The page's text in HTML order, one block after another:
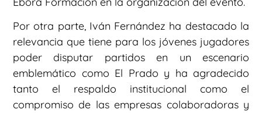
Por otra parte, Iván Fernández ha destacado la
relevancia que tiene para los jóvenes jugadores
poder disputar partidos en un escenario
emblemático como El Prado y ha agradecido
tanto el respaldo institucional como el
compromiso de las empresas colaboradoras y